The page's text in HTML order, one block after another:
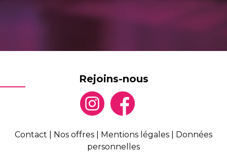
Rejoins-nous
Contact Nos offres Mentions légales
Données
personnelles